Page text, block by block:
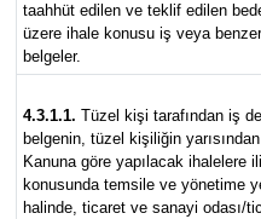
taahhüt edilen ve teklif edilen
üzere ihale konusu iş veya
belgeler.
4.3.1.1. Tüzel kişi tarafından iş
belgenin, tüzel kişiliğin
Kanuna göre yapılacak ihalelere
konusunda temsile ve yönetime
halinde, ticaret ve sanayi odası/